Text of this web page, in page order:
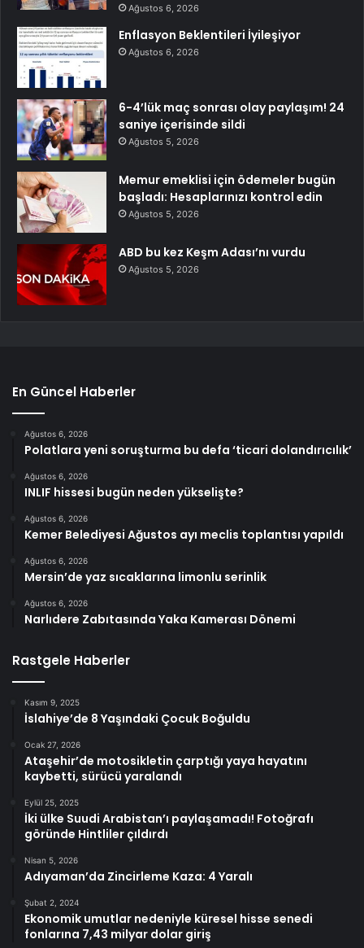
Ağustos 6, 2026
Enflasyon Beklentileri İyileşiyor
Ağustos 6, 2026
6-4’lük maç sonrası olay paylaşım! 24
saniye içerisinde sildi
Ağustos 5, 2026
Memur emeklisi için ödemeler bugün
başladı: Hesaplarınızı kontrol edin
Ağustos 5, 2026
ABD bu kez Keşm Adası’nı vurdu
Ağustos 5, 2026
En Güncel Haberler
Ağustos 6, 2026
Polatlara yeni soruşturma bu defa ‘ticari dolandırıcılık’
Ağustos 6, 2026
INLIF hissesi bugün neden yükselişte?
Ağustos 6, 2026
Kemer Belediyesi Ağustos ayı meclis toplantısı yapıldı
Ağustos 6, 2026
Mersin’de yaz sıcaklarına limonlu serinlik
Ağustos 6, 2026
Narlıdere Zabıtasında Yaka Kamerası Dönemi
Rastgele Haberler
Kasım 9, 2025
İslahiye’de 8 Yaşındaki Çocuk Boğuldu
Ocak 27, 2026
Ataşehir’de motosikletin çarptığı yaya hayatını
kaybetti, sürücü yaralandı
Eylül 25, 2025
İki ülke Suudi Arabistan’ı paylaşamadı! Fotoğrafı
göründe Hintliler çıldırdı
Nisan 5, 2026
Adıyaman’da Zincirleme Kaza: 4 Yaralı
Şubat 2, 2024
Ekonomik umutlar nedeniyle küresel hisse senedi
fonlarına 7,43 milyar dolar giriş